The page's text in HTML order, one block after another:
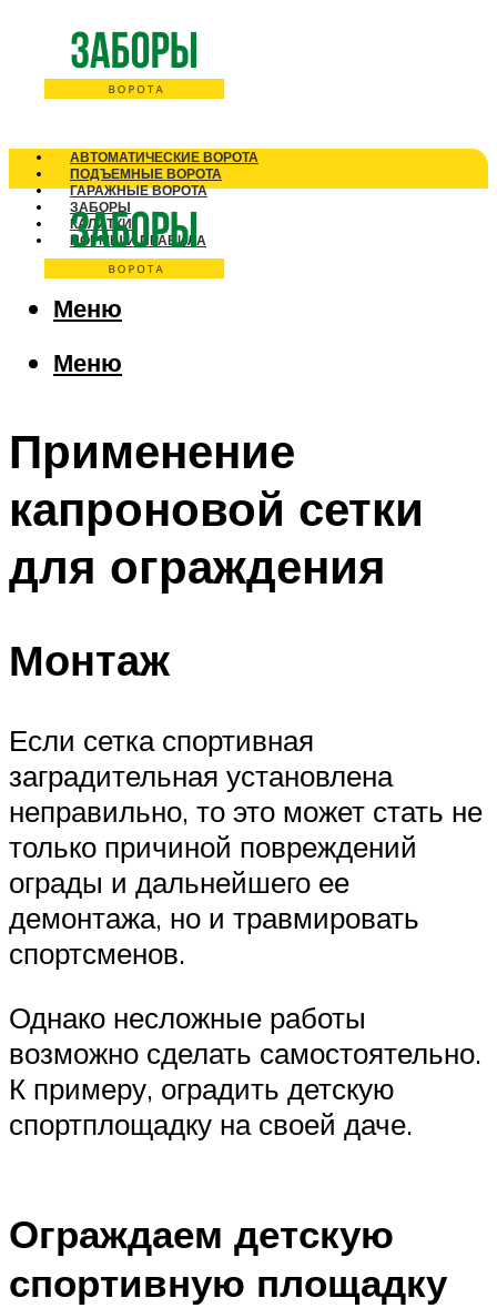
АВТОМАТИЧЕСКИЕ ВОРОТА
ПОДЪЕМНЫЕ ВОРОТА
ГАРАЖНЫЕ ВОРОТА
ЗАБОРЫ
КАЛИТКИ
НОРМЫ И ПРАВИЛА
Меню
Меню
Применение
капроновой сетки
для ограждения
Монтаж
Если сетка спортивная
заградительная установлена
неправильно, то это может стать не
только причиной повреждений
ограды и дальнейшего ее
демонтажа, но и травмировать
спортсменов.
Однако несложные работы
возможно сделать самостоятельно.
К примеру, оградить детскую
спортплощадку на своей даче.
Ограждаем детскую
спортивную площадку